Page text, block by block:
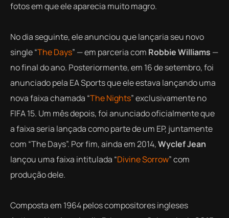
fotos em que ele aparecia muito magro.
No dia seguinte, ele anunciou que lançaria seu novo
single “The Days” — em parceria com Robbie Williams —
no final do ano. Posteriormente, em 16 de setembro, foi
anunciado pela EA Sports que ele estava lançando uma
nova faixa chamada “The Nights” exclusivamente no
FIFA 15. Um mês depois, foi anunciado oficialmente que
a faixa seria lançada como parte de um EP, juntamente
com “The Days”. Por fim, ainda em 2014,Wyclef Jean
lançou uma faixa intitulada “Divine Sorrow” com
produção dele.
Composta em 1964 pelos compositores ingleses